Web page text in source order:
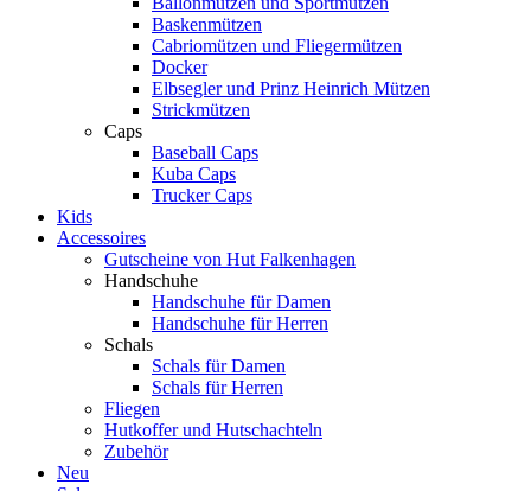
Baskenmützen
Cabriomützen und Fliegermützen
Docker
Elbsegler und Prinz Heinrich Mützen
Strickmützen
Caps
Baseball Caps
Kuba Caps
Trucker Caps
Kids
Accessoires
Gutscheine von Hut Falkenhagen
Handschuhe
Handschuhe für Damen
Handschuhe für Herren
Schals
Schals für Damen
Schals für Herren
Fliegen
Hutkoffer und Hutschachteln
Zubehör
Neu